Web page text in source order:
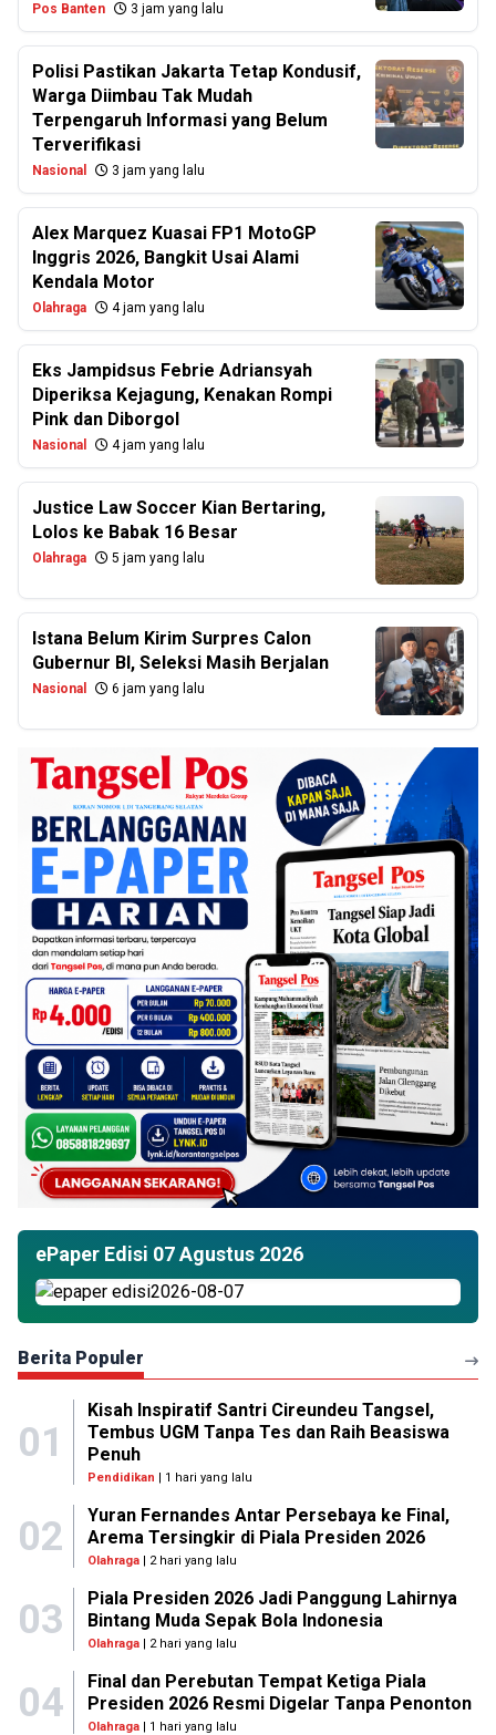
Pos Banten 3 jam yang lalu
Polisi Pastikan Jakarta Tetap Kondusif,
Warga Diimbau Tak Mudah
Terpengaruh Informasi yang Belum
Terverifikasi
Nasional 3 jam yang lalu
Alex Marquez Kuasai FP1 MotoGP
Inggris 2026, Bangkit Usai Alami
Kendala Motor
Olahraga 4 jam yang lalu
Eks Jampidsus Febrie Adriansyah
Diperiksa Kejagung, Kenakan Rompi
Pink dan Diborgol
Nasional 4 jam yang lalu
Justice Law Soccer Kian Bertaring,
Lolos ke Babak 16 Besar
Olahraga 5 jam yang lalu
Istana Belum Kirim Surpres Calon
Gubernur BI, Seleksi Masih Berjalan
Nasional 6 jam yang lalu
ePaper Edisi 07 Agustus 2026
Berita Populer
01
Kisah Inspiratif Santri Cireundeu Tangsel,
Tembus UGM Tanpa Tes dan Raih Beasiswa
Penuh
Pendidikan | 1 hari yang lalu
02
Yuran Fernandes Antar Persebaya ke Final,
Arema Tersingkir di Piala Presiden 2026
Olahraga| 2 hari yang lalu
03
Piala Presiden 2026 Jadi Panggung Lahirnya
Bintang Muda Sepak Bola Indonesia
Olahraga| 2 hari yang lalu
04
Final dan Perebutan Tempat Ketiga Piala
Presiden 2026 Resmi Digelar Tanpa Penonton
Olahraga| 1 hari yang lalu